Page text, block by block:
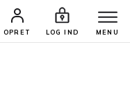
OPRET LOG IND MENU
SØG PROFIL